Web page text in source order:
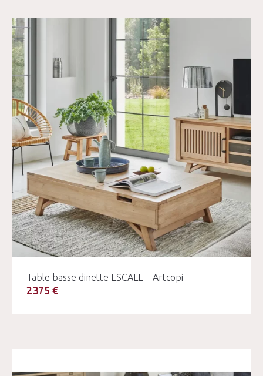
Table basse dinette ESCALE – Artcopi
2375 €